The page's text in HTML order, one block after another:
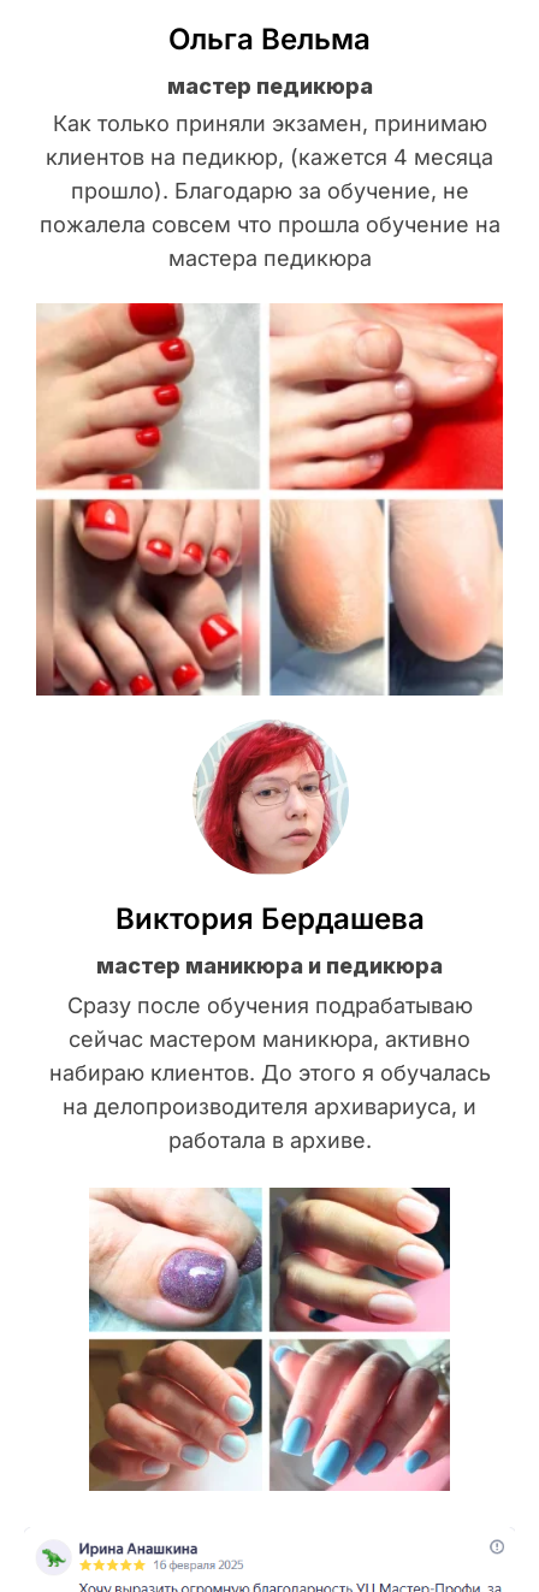
Ольга Вельма
мастер педикюра
Как только приняли экзамен, принимаю
клиентов на педикюр, (кажется 4 месяца
прошло). Благодарю за обучение, не
пожалела совсем что прошла обучение на
мастера педикюра
Виктория Бердашева
мастер маникюра и педикюра
Сразу после обучения подрабатываю
сейчас мастером маникюра, активно
набираю клиентов. До этого я обучалась
на делопроизводителя архивариуса, и
работала в архиве.